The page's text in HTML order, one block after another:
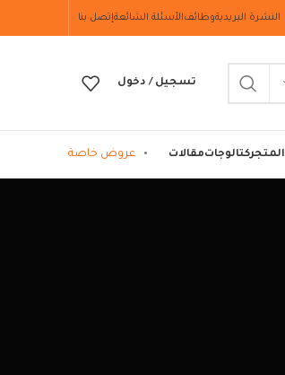
النشرة البريديةوظائفالأسئلة الشائعةإتصل بنا
تسجيل / دخول
المتجركتالوجاتمقالات عروض خاصة